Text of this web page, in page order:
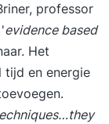
professor
evidence based
Het
tijd en energie